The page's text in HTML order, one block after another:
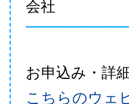
会社
お申込み・詳
こちらのウェ